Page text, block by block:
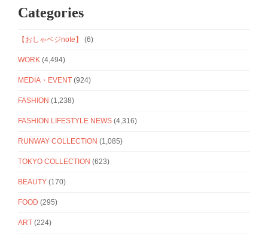
Categories
【おしゃベジnote】 (6)
WORK (4,494)
MEDIA・EVENT (924)
FASHION (1,238)
FASHION LIFESTYLE NEWS (4,316)
RUNWAY COLLECTION (1,085)
TOKYO COLLECTION (623)
BEAUTY (170)
FOOD (295)
ART (224)